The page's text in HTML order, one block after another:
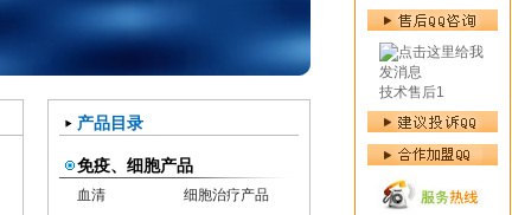
技术售后1
产品目录
免疫、细胞产品
血清
细胞治疗产品